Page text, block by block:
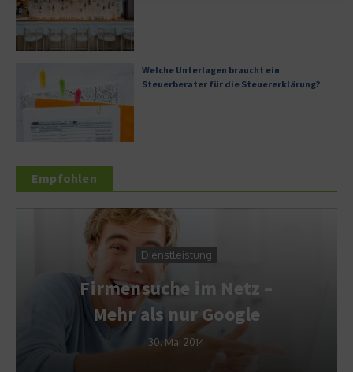
Welche Unterlagen braucht ein
Steuerberater für die Steuererklärung?
Empfohlen
Dienstleistung
Firmensuche im Netz –
Mehr als nur Google